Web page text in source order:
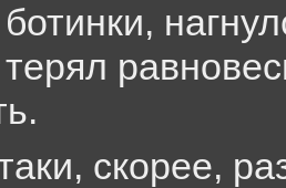
скорее,